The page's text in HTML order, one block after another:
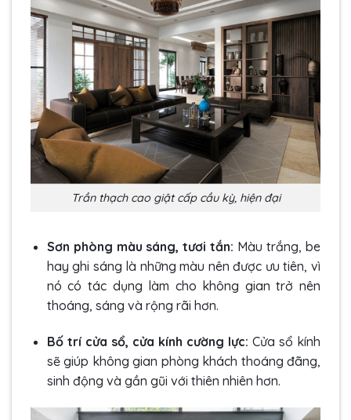
Trần thạch cao giật cấp cầu kỳ, hiện đại
Sơn phòng màu sáng, tươi tắn: Màu trắng, be
hay ghi sáng là những màu nên được ưu tiên, vì
nó có tác dụng làm cho không gian trở nên
thoáng, sáng và rộng rãi hơn.
Bố trí cửa sổ, cửa kính cường lực: Cửa sổ kính
sẽ giúp không gian phòng khách thoáng đãng,
sinh động và gần gũi với thiên nhiên hơn.